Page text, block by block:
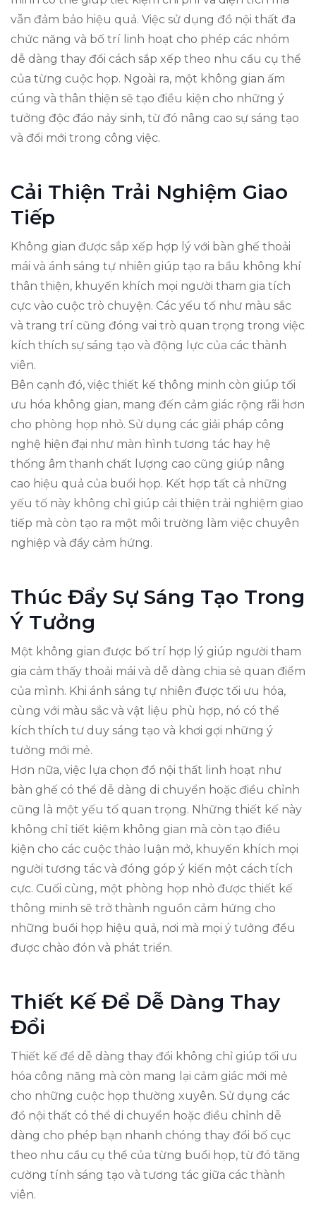
vẫn đảm bảo hiệu quả. Việc sử dụng đồ nội thất đa
chức năng và bố trí linh hoạt cho phép các nhóm
dễ dàng thay đổi cách sắp xếp theo nhu cầu cụ thể
của từng cuộc họp. Ngoài ra, một không gian ấm
cúng và thân thiện sẽ tạo điều kiện cho những ý
tưởng độc đáo nảy sinh, từ đó nâng cao sự sáng tạo
và đổi mới trong công việc.
Cải Thiện Trải Nghiệm Giao
Tiếp
Không gian được sắp xếp hợp lý với bàn ghế thoải
mái và ánh sáng tự nhiên giúp tạo ra bầu không khí
thân thiện, khuyến khích mọi người tham gia tích
cực vào cuộc trò chuyện. Các yếu tố như màu sắc
và trang trí cũng đóng vai trò quan trọng trong việc
kích thích sự sáng tạo và động lực của các thành
viên.
Bên cạnh đó, việc thiết kế thông minh còn giúp tối
ưu hóa không gian, mang đến cảm giác rộng rãi hơn
cho phòng họp nhỏ. Sử dụng các giải pháp công
nghệ hiện đại như màn hình tương tác hay hệ
thống âm thanh chất lượng cao cũng giúp nâng
cao hiệu quả của buổi họp. Kết hợp tất cả những
yếu tố này không chỉ giúp cải thiện trải nghiệm giao
tiếp mà còn tạo ra một môi trường làm việc chuyên
nghiệp và đầy cảm hứng.
Thúc Đẩy Sự Sáng Tạo Trong
Ý Tưởng
Một không gian được bố trí hợp lý giúp người tham
gia cảm thấy thoải mái và dễ dàng chia sẻ quan điểm
của mình. Khi ánh sáng tự nhiên được tối ưu hóa,
cùng với màu sắc và vật liệu phù hợp, nó có thể
kích thích tư duy sáng tạo và khơi gợi những ý
tưởng mới mẻ.
Hơn nữa, việc lựa chọn đồ nội thất linh hoạt như
bàn ghế có thể dễ dàng di chuyển hoặc điều chỉnh
cũng là một yếu tố quan trọng. Những thiết kế này
không chỉ tiết kiệm không gian mà còn tạo điều
kiện cho các cuộc thảo luận mở, khuyến khích mọi
người tương tác và đóng góp ý kiến một cách tích
cực. Cuối cùng, một phòng họp nhỏ được thiết kế
thông minh sẽ trở thành nguồn cảm hứng cho
những buổi họp hiệu quả, nơi mà mọi ý tưởng đều
được chào đón và phát triển.
Thiết Kế Để Dễ Dàng Thay
Đổi
Thiết kế để dễ dàng thay đổi không chỉ giúp tối ưu
hóa công năng mà còn mang lại cảm giác mới mẻ
cho những cuộc họp thường xuyên. Sử dụng các
đồ nội thất có thể di chuyển hoặc điều chỉnh dễ
dàng cho phép bạn nhanh chóng thay đổi bố cục
theo nhu cầu cụ thể của từng buổi họp, từ đó tăng
cường tính sáng tạo và tương tác giữa các thành
viên.